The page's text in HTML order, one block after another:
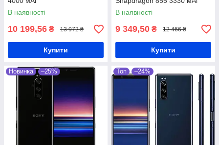
В наявності
10 199,56 ₴ 13 972 ₴
Купити
В наявності
9 349,50 ₴ 12 466 ₴
Купити
Новинка –25% Топ –24%